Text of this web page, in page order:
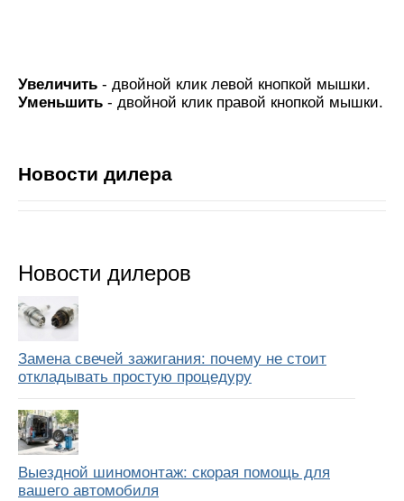
Увеличить - двойной клик левой кнопкой мышки.
Уменьшить - двойной клик правой кнопкой мышки.
Новости дилера
Новости дилеров
Замена свечей зажигания: почему не стоит
откладывать простую процедуру
Выездной шиномонтаж: скорая помощь для
вашего автомобиля